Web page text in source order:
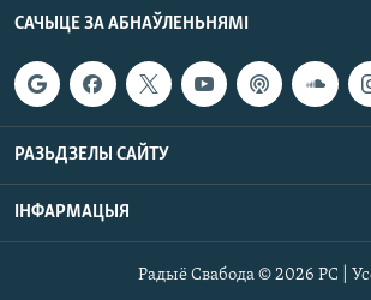
САЧЫЦЕ ЗА АБНАЎЛЕНЬНЯМІ
РАЗЬДЗЕЛЫ САЙТУ
ІНФАРМАЦЫЯ
Радыё Свабода © 2026 РС |